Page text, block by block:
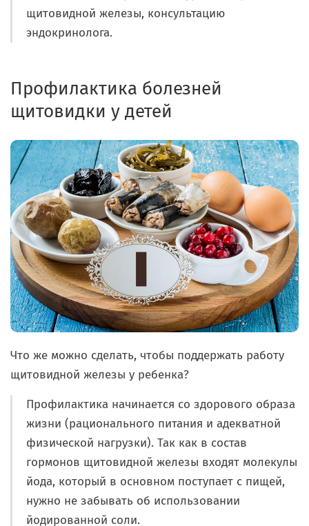
щитовидной железы, консультацию
эндокринолога.
Профилактика болезней
щитовидки у детей
Что же можно сделать, чтобы поддержать работу
щитовидной железы у ребенка?
Профилактика начинается со здорового образа
жизни (рационального питания и адекватной
физической нагрузки). Так как в состав
гормонов щитовидной железы входят молекулы
йода, который в основном поступает с пищей,
нужно не забывать об использовании
йодированной соли.